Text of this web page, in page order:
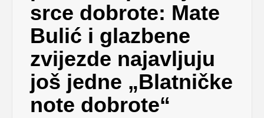
srce dobrote: Mate
Bulić i glazbene
zvijezde najavljuju
još jedne „Blatničke
note dobrote“